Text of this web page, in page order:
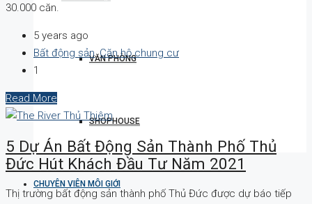
VĂN PHÒNG
SHOPHOUSE
CHUYÊN VIÊN MÔI GIỚI
30.000 căn.
5 years ago
Bất động sản,Căn hộ chung cư
1
Read More
5 Dự Án Bất Động Sản Thành Phố Thủ
Đức Hút Khách Đầu Tư Năm 2021
Thị trường bất động sản thành phố Thủ Đức được dự báo tiếp